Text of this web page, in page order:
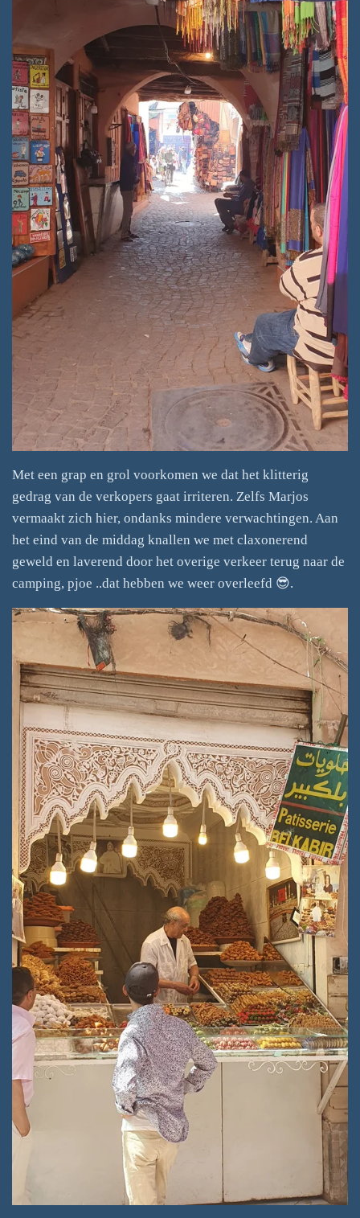
Met een grap en grol voorkomen we dat het klitterig
gedrag van de verkopers gaat irriteren. Zelfs Marjos
vermaakt zich hier, ondanks mindere verwachtingen. Aan
het eind van de middag knallen we met claxonerend
geweld en laverend door het overige verkeer terug naar de
camping, pjoe ..dat hebben we weer overleefd 😎.